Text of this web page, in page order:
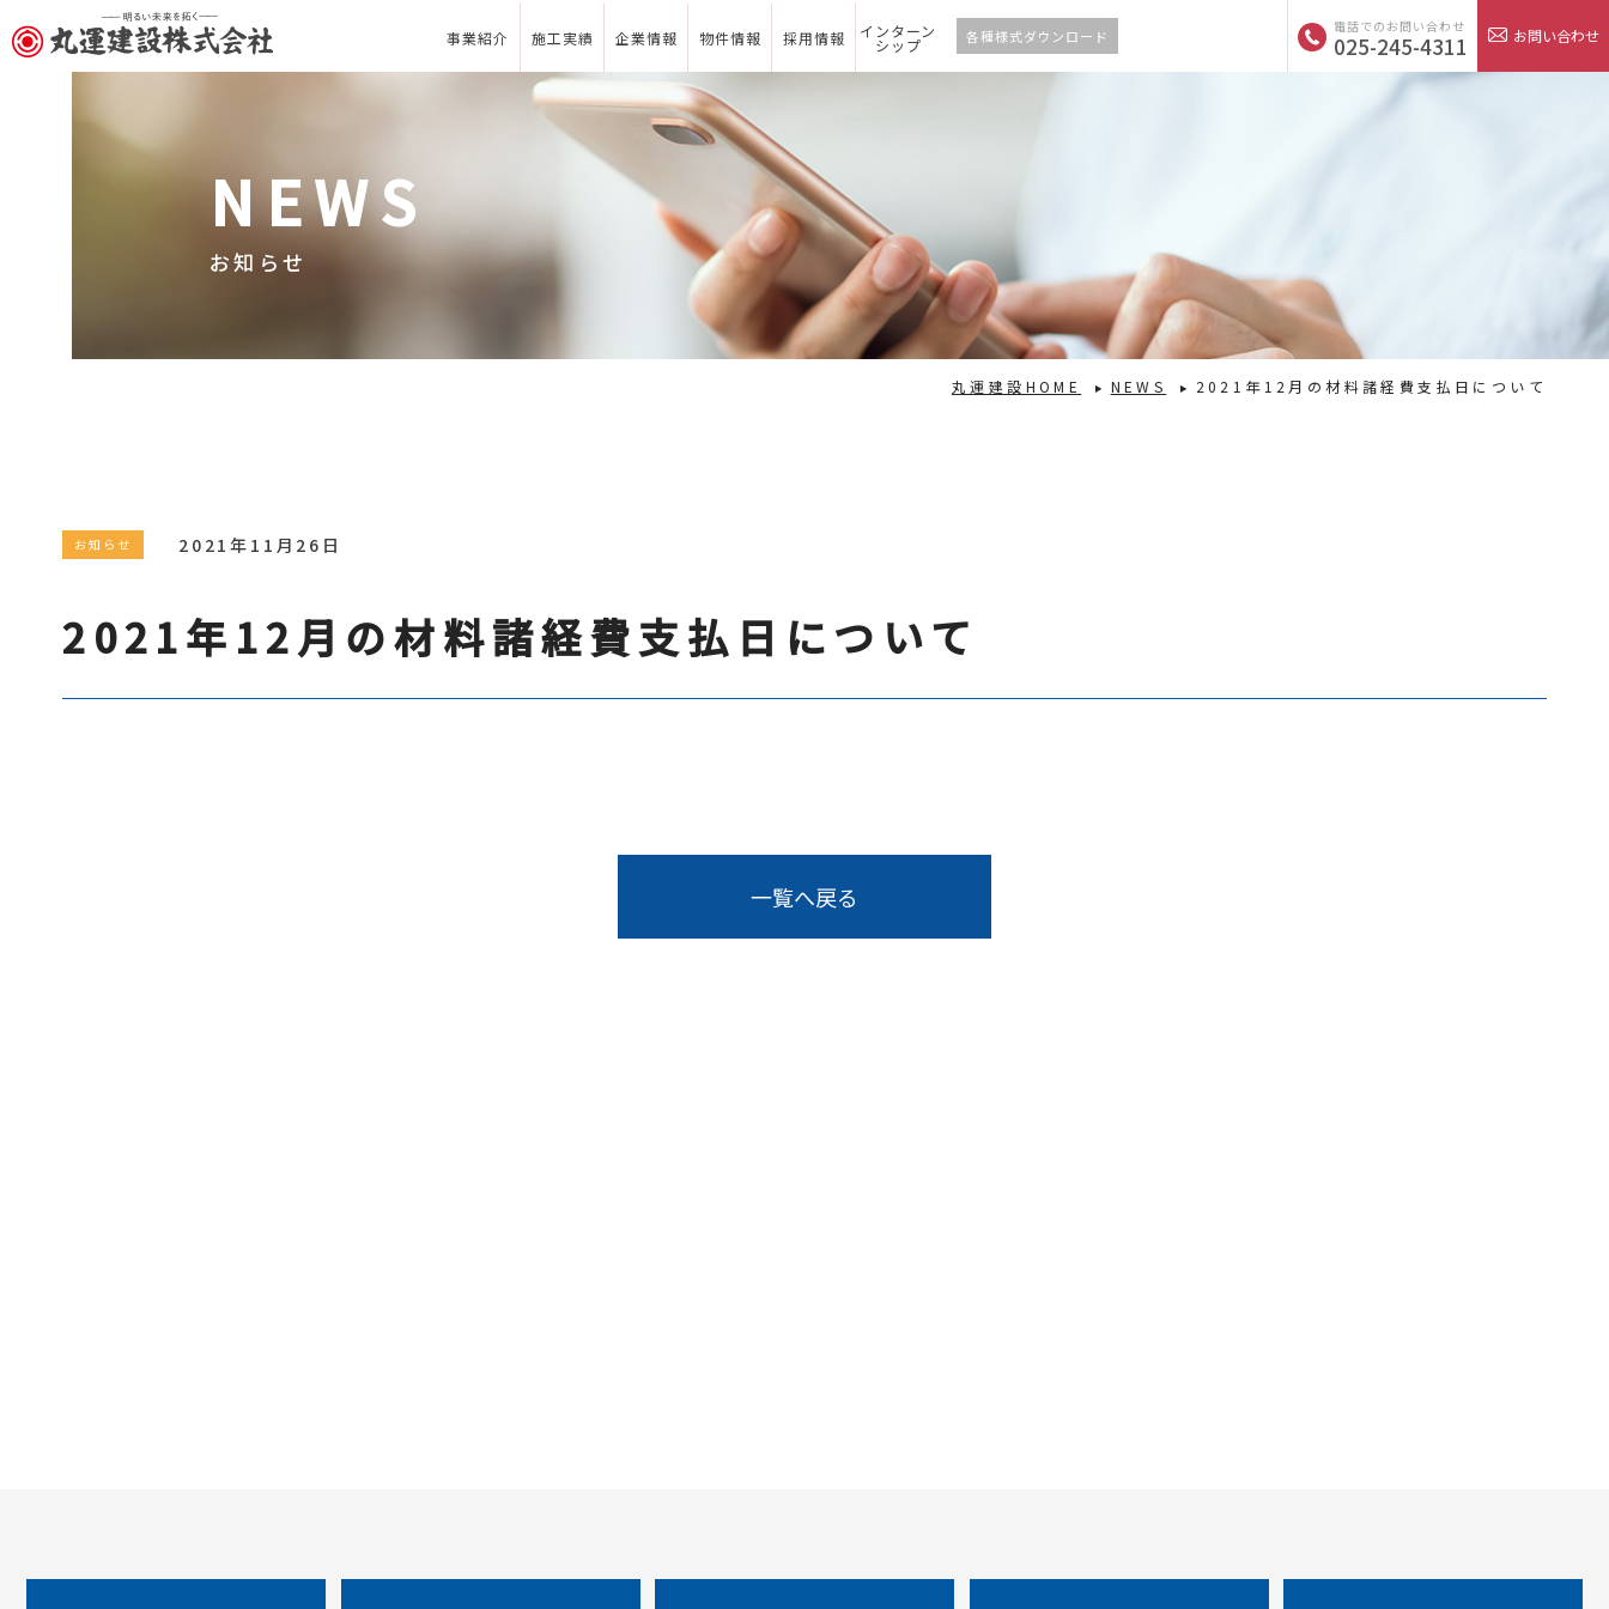
電話でのお問い合わせ
025-245-4311 お問い合わせ
各種様式ダウンロード
事業紹介 施工実績 企業情報 物件情報 採用情報 インターン
シップ
お知らせ
NEWS
丸運建設HOME NEWS 2021年12月の材料諸経費支払日について
お知らせ 2021年11月26日
2021年12月の材料諸経費支払日について
一覧へ戻る